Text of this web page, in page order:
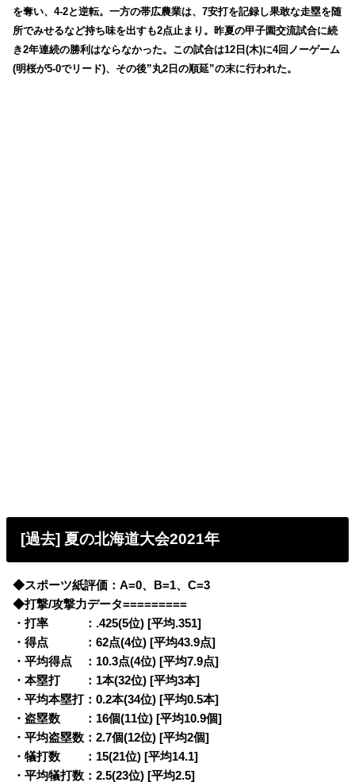
を奪い、4-2と逆転。一方の帯広農業は、7安打を記録し果敢な走塁を随
所でみせるなど持ち味を出すも2点止まり。昨夏の甲子園交流試合に続
き2年連続の勝利はならなかった。この試合は12日(木)に4回ノーゲーム
(明桜が5-0でリード)、その後”丸2日の順延”の末に行われた。
[過去] 夏の北海道大会2021年
◆スポーツ紙評価：A=0、B=1、C=3
◆打撃/攻撃力データ=========
・打率 ：.425(5位) [平均.351]
・得点 ：62点(4位) [平均43.9点]
・平均得点 ：10.3点(4位) [平均7.9点]
・本塁打 ：1本(32位) [平均3本]
・平均本塁打：0.2本(34位) [平均0.5本]
・盗塁数 ：16個(11位) [平均10.9個]
・平均盗塁数：2.7個(12位) [平均2個]
・犠打数 ：15(21位) [平均14.1]
・平均犠打数：2.5(23位) [平均2.5]